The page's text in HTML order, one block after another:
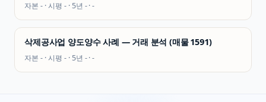
자본 -· 시평 -· 5년 -·-
삭제공사업 양도양수 사례 — 거래 분석 (매물 1591)
자본 -· 시평 -· 5년 -·-